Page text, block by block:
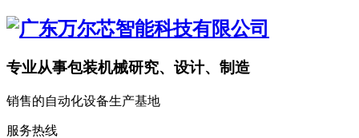
专业从事包装机械研究、设计、制造
销售的自动化设备生产基地
服务热线